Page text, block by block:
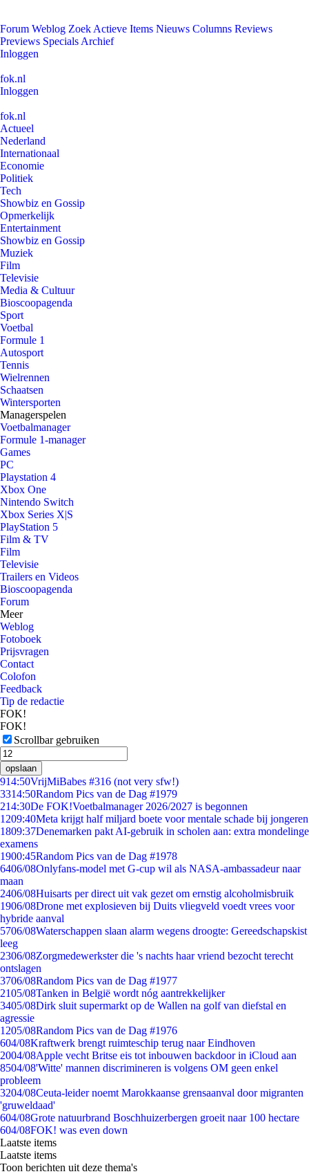
Forum Weblog Zoek Actieve Items Nieuws Columns Reviews
Previews Specials Archief
Inloggen
fok.nl
Inloggen
fok.nl
Actueel
Nederland
Internationaal
Economie
Politiek
Tech
Showbiz en Gossip
Opmerkelijk
Entertainment
Showbiz en Gossip
Muziek
Film
Televisie
Media & Cultuur
Bioscoopagenda
Sport
Voetbal
Formule 1
Autosport
Tennis
Wielrennen
Schaatsen
Wintersporten
Managerspelen
Voetbalmanager
Formule 1-manager
Games
PC
Playstation 4
Xbox One
Nintendo Switch
Xbox Series X|S
PlayStation 5
Film & TV
Film
Televisie
Trailers en Videos
Bioscoopagenda
Forum
Meer
Weblog
Fotoboek
Prijsvragen
Contact
Colofon
Feedback
Tip de redactie
FOK!
FOK!
Scrollbar gebruiken
opslaan
914:50VrijMiBabes #316 (not very sfw!)
3314:50Random Pics van de Dag #1979
214:30De FOK!Voetbalmanager 2026/2027 is begonnen
1209:40Meta krijgt half miljard boete voor mentale schade bij jongeren
1809:37Denemarken pakt AI-gebruik in scholen aan: extra mondelinge
examens
1900:45Random Pics van de Dag #1978
6406/08Onlyfans-model met G-cup wil als NASA-ambassadeur naar
maan
2406/08Huisarts per direct uit vak gezet om ernstig alcoholmisbruik
1906/08Drone met explosieven bij Duits vliegveld voedt vrees voor
hybride aanval
5706/08Waterschappen slaan alarm wegens droogte: Gereedschapskist
leeg
2306/08Zorgmedewerkster die 's nachts haar vriend bezocht terecht
ontslagen
3706/08Random Pics van de Dag #1977
2105/08Tanken in België wordt nóg aantrekkelijker
3405/08Dirk sluit supermarkt op de Wallen na golf van diefstal en
agressie
1205/08Random Pics van de Dag #1976
604/08Kraftwerk brengt ruimteschip terug naar Eindhoven
2004/08Apple vecht Britse eis tot inbouwen backdoor in iCloud aan
8504/08'Witte' mannen discrimineren is volgens OM geen enkel
probleem
3204/08Ceuta-leider noemt Marokkaanse grensaanval door migranten
'gruweldaad'
604/08Grote natuurbrand Boschhuizerbergen groeit naar 100 hectare
604/08FOK! was even down
Laatste items
Laatste items
Toon berichten uit deze thema's